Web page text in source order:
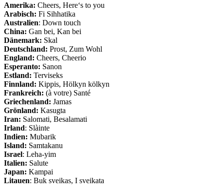
Amerika: Cheers, Here‘s to you
Arabisch: Fi Sihhatika
Australien: Down touch
China: Gan bei, Kan bei
Dänemark: Skal
Deutschland: Prost, Zum Wohl
England: Cheers, Cheerio
Esperanto: Sanon
Estland: Terviseks
Finnland: Kippis, Hölkyn kölkyn
Frankreich: (à votre) Santé
Griechenland: Jamas
Grönland: Kasugta
Iran: Salomati, Besalamati
Irland: Slàinte
Indien: Mubarik
Island: Samtakanu
Israel: Leha-yim
Italien: Salute
Japan: Kampai
Litauen: Buk sveikas, I sveikata